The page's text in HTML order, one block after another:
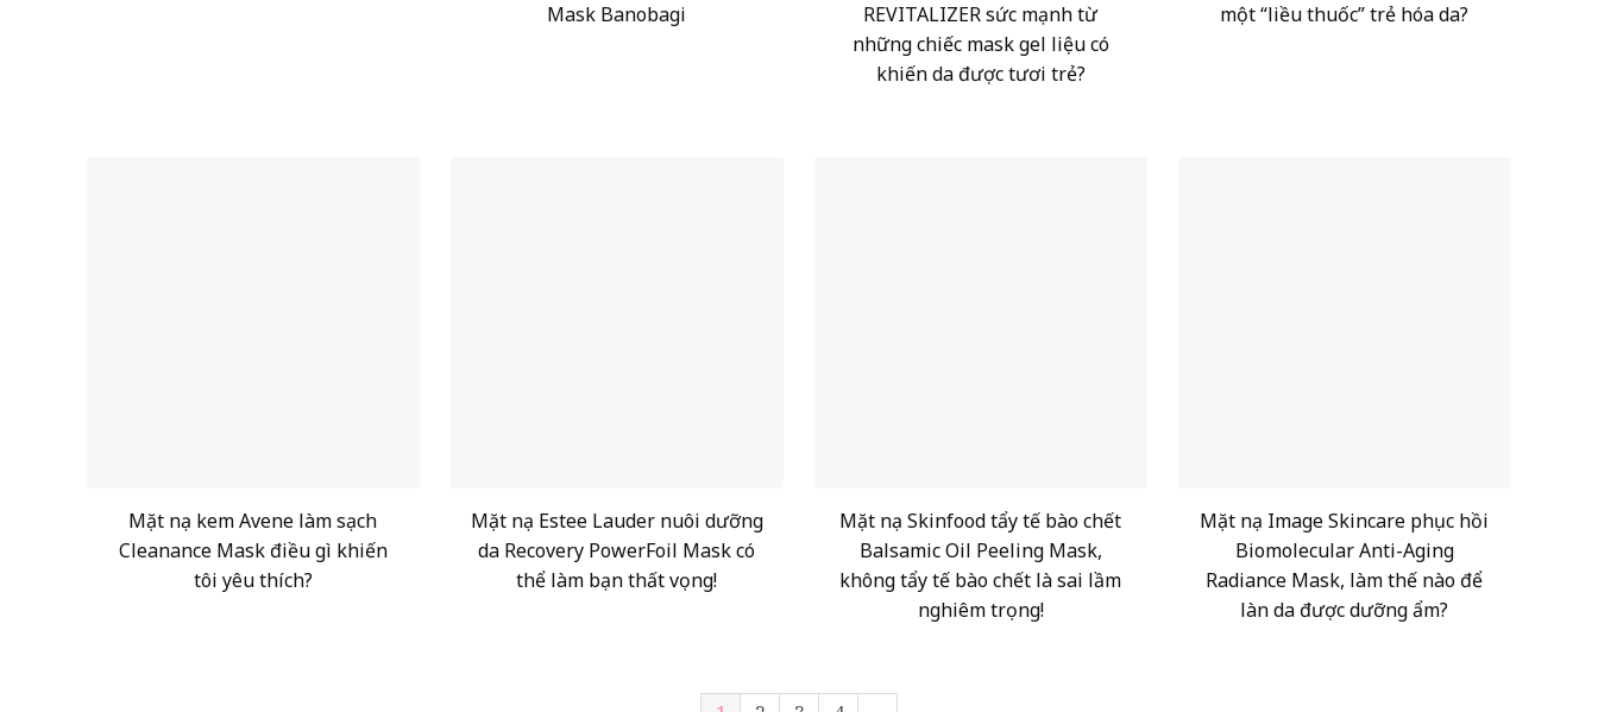
Mask Banobagi
REVITALIZER sức mạnh từ
những chiếc mask gel liệu có
khiến da được tươi trẻ?
một “liều thuốc” trẻ hóa da?
Mặt nạ kem Avene làm sạch
Cleanance Mask điều gì khiến
tôi yêu thích?
Mặt nạ Estee Lauder nuôi dưỡng
da Recovery PowerFoil Mask có
thể làm bạn thất vọng!
Mặt nạ Skinfood tẩy tế bào chết
Balsamic Oil Peeling Mask,
không tẩy tế bào chết là sai lầm
nghiêm trọng!
Mặt nạ Image Skincare phục hồi
Biomolecular Anti-Aging
Radiance Mask, làm thế nào để
làn da được dưỡng ẩm?